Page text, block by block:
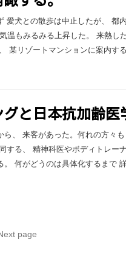
愛犬との散歩は中止したが、 都
温もみるみる上昇した。 来熱し
某リゾートマンションに案内す
と日本抗加齢医
ら、 来客があった。何れの方々
する、 精神科医やボディトレー
。 何がどうのは具体化するまで
page